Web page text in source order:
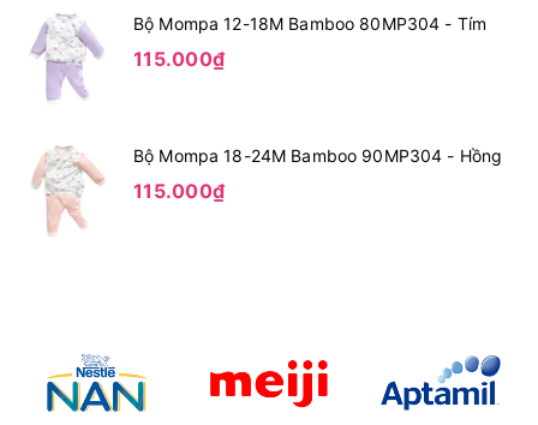
Bộ Mompa 12-18M Bamboo 80MP304 - Tím
115.000₫
Bộ Mompa 18-24M Bamboo 90MP304 - Hồng
115.000₫